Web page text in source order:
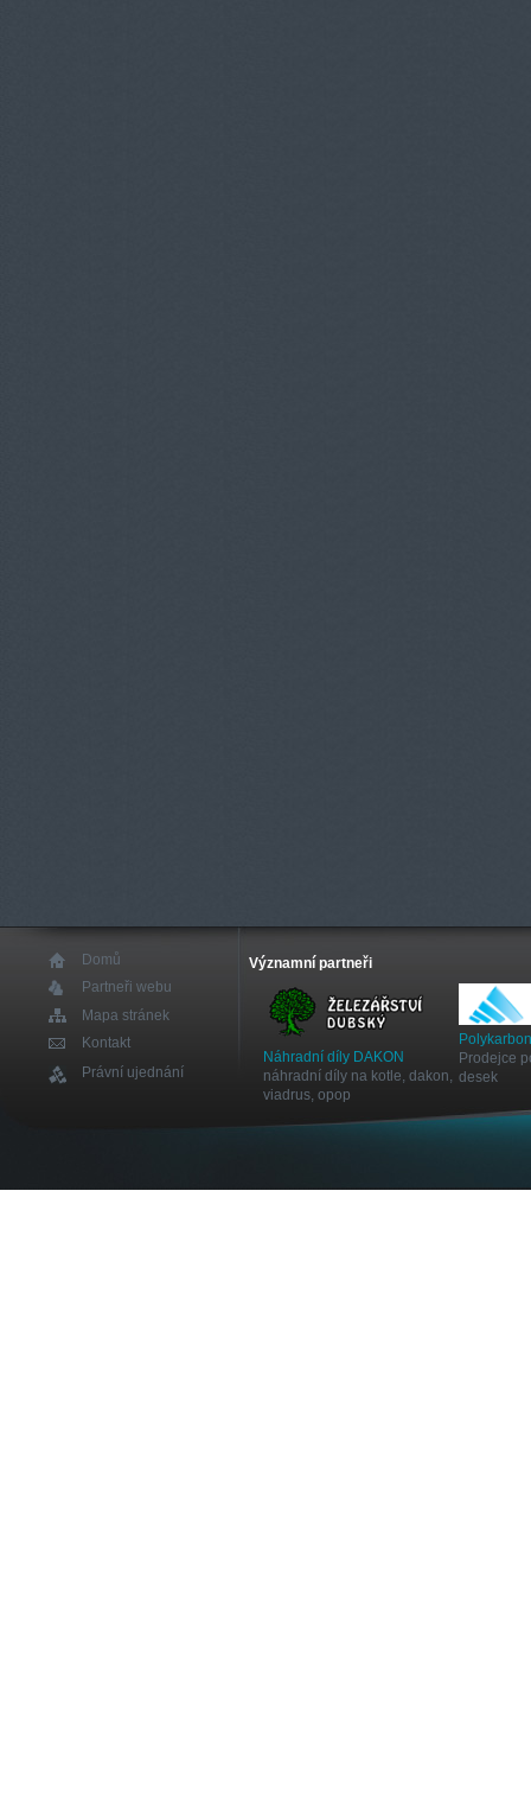
Domů
Partneři webu
Mapa stránek
Kontakt
Právní ujednání
Významní partneři
Náhradní díly DAKON
náhradní díly na kotle, dakon,
viadrus, opop
Prodejce
desek